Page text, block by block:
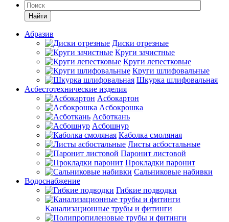
Найти
Абразив
Диски отрезные
Круги зачистные
Круги лепестковые
Круги шлифовальные
Шкурка шлифовальная
Асбестотехнические изделия
Асбокартон
Асбокрошка
Асботкань
Асбошнур
Каболка смоляная
Листы асбостальные
Паронит листовой
Прокладки паронит
Сальниковые набивки
Водоснабжение
Гибкие подводки
Канализационные трубы и фитинги